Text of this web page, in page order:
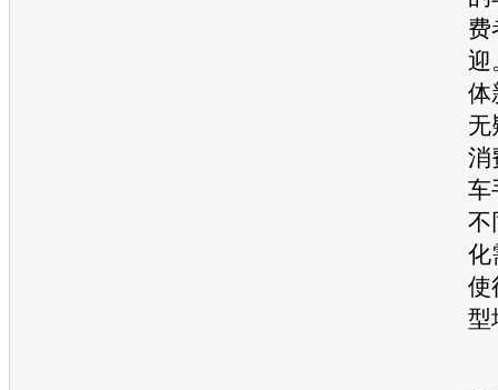
费
迎
体
无
消
车
不
化
使
型